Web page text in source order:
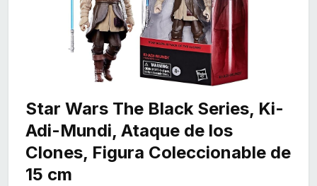
Star Wars The Black Series, Ki-
Adi-Mundi, Ataque de los
Clones, Figura Coleccionable de
15 cm